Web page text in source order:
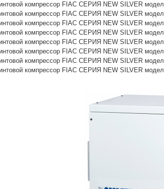
компрессор FIAC СЕРИЯ NEW SILVER
компрессор FIAC СЕРИЯ NEW SILVER
компрессор FIAC СЕРИЯ NEW SILVER
компрессор FIAC СЕРИЯ NEW SILVER
компрессор FIAC СЕРИЯ NEW SILVER
компрессор FIAC СЕРИЯ NEW SILVER
компрессор FIAC СЕРИЯ NEW SILVER
компрессор FIAC СЕРИЯ NEW SILVER